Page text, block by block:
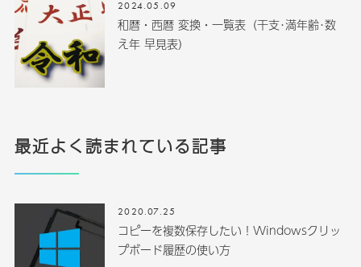
2024.05.09
和暦・西暦 変換・一覧表（干支･満年齢･数
え年 早見表）
最近よく読まれている記事
2020.07.25
コピーを複数保存したい！Windowsクリッ
プボード履歴の使い方